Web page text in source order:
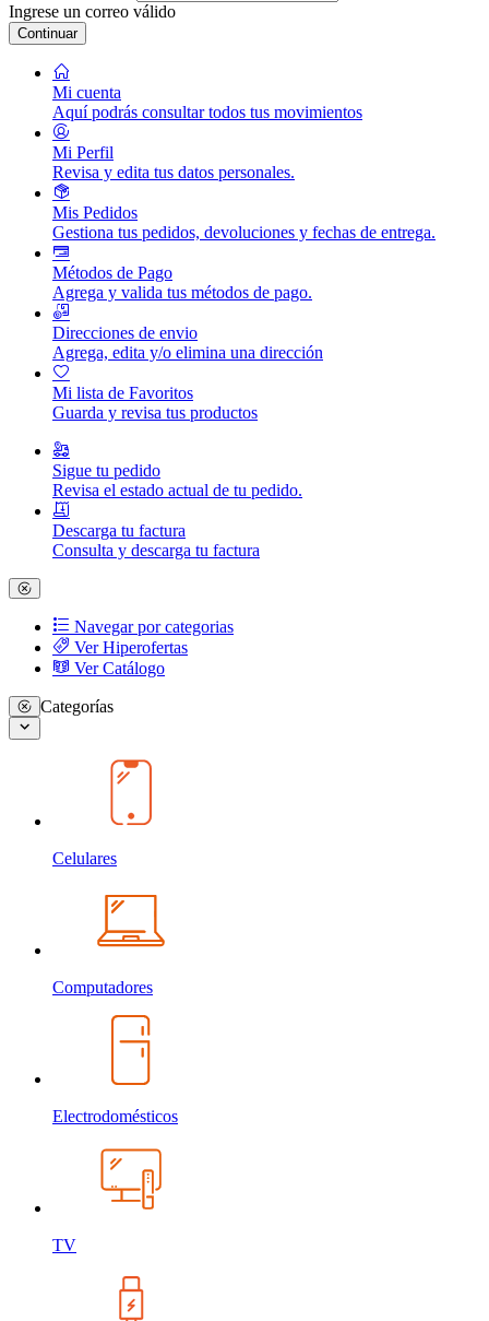
Ingrese un correo válido
Continuar
Mi cuenta
Aquí podrás consultar todos tus movimientos
Mi Perfil
Revisa y edita tus datos personales.
Mis Pedidos
Gestiona tus pedidos, devoluciones y fechas de entrega.
Métodos de Pago
Agrega y valida tus métodos de pago.
Direcciones de envio
Agrega, edita y/o elimina una dirección
Mi lista de Favoritos
Guarda y revisa tus productos
Sigue tu pedido
Revisa el estado actual de tu pedido.
Descarga tu factura
Consulta y descarga tu factura
Navegar por categorias
Ver Hiperofertas
Ver Catálogo
Categorías
Celulares
Computadores
Electrodomésticos
TV